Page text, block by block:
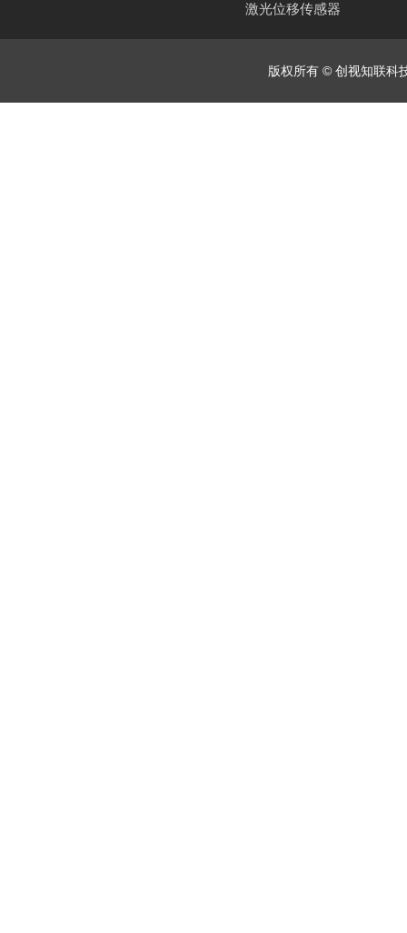
激光位移传感器
版权所有 © 创视知联